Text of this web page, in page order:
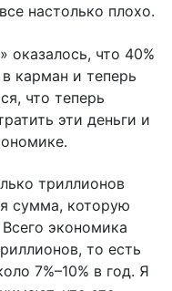
настолько плохо.
оказалось, что 40%
карман и теперь
что теперь
эти деньги и
триллионов
сумма, которую
экономика
то есть
7%–10% в год. Я